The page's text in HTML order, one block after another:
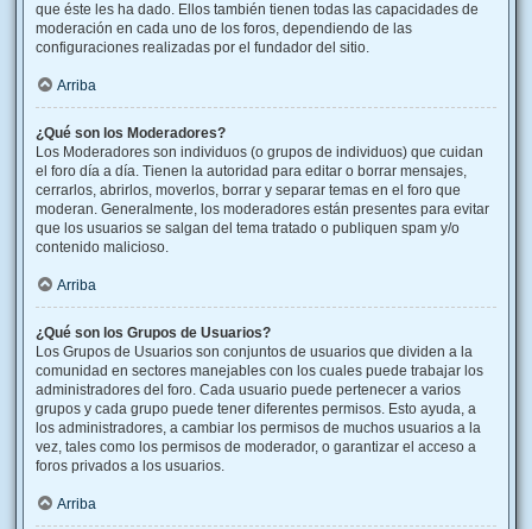
que éste les ha dado. Ellos también tienen todas las capacidades de
moderación en cada uno de los foros, dependiendo de las
configuraciones realizadas por el fundador del sitio.
Arriba
¿Qué son los Moderadores?
Los Moderadores son individuos (o grupos de individuos) que cuidan
el foro día a día. Tienen la autoridad para editar o borrar mensajes,
cerrarlos, abrirlos, moverlos, borrar y separar temas en el foro que
moderan. Generalmente, los moderadores están presentes para evitar
que los usuarios se salgan del tema tratado o publiquen spam y/o
contenido malicioso.
Arriba
¿Qué son los Grupos de Usuarios?
Los Grupos de Usuarios son conjuntos de usuarios que dividen a la
comunidad en sectores manejables con los cuales puede trabajar los
administradores del foro. Cada usuario puede pertenecer a varios
grupos y cada grupo puede tener diferentes permisos. Esto ayuda, a
los administradores, a cambiar los permisos de muchos usuarios a la
vez, tales como los permisos de moderador, o garantizar el acceso a
foros privados a los usuarios.
Arriba